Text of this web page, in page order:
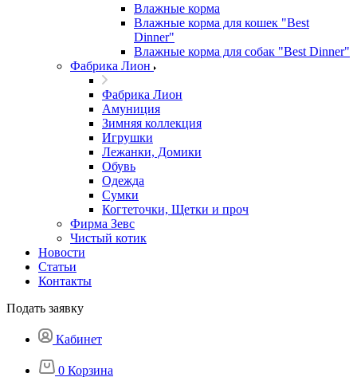
Влажные корма
Влажные корма для кошек "Best
Dinner"
Влажные корма для собак "Best Dinner"
Фабрика Лион
Фабрика Лион
Амуниция
Зимняя коллекция
Игрушки
Лежанки, Домики
Обувь
Одежда
Сумки
Когтеточки, Щетки и проч
Фирма Зевс
Чистый котик
Новости
Статьи
Контакты
Подать заявку
Кабинет
0 Корзина